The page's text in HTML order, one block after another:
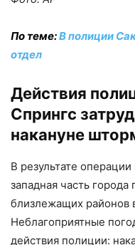
По теме:В полиции
отдел
Действия
Спрингс
накануне
В результате
западная часть
близлежащих районов
Неблагоприятные
действия полиции: